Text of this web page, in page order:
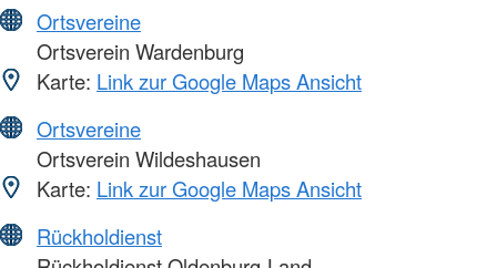
Ortsvereine
Ortsverein Wardenburg
Karte: Link zur Google Maps Ansicht
Ortsvereine
Ortsverein Wildeshausen
Karte: Link zur Google Maps Ansicht
Rückholdienst